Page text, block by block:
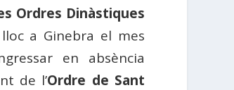
Ordres Dinàstiques
a Ginebra el mes
en absència
de l’Ordre de Sant